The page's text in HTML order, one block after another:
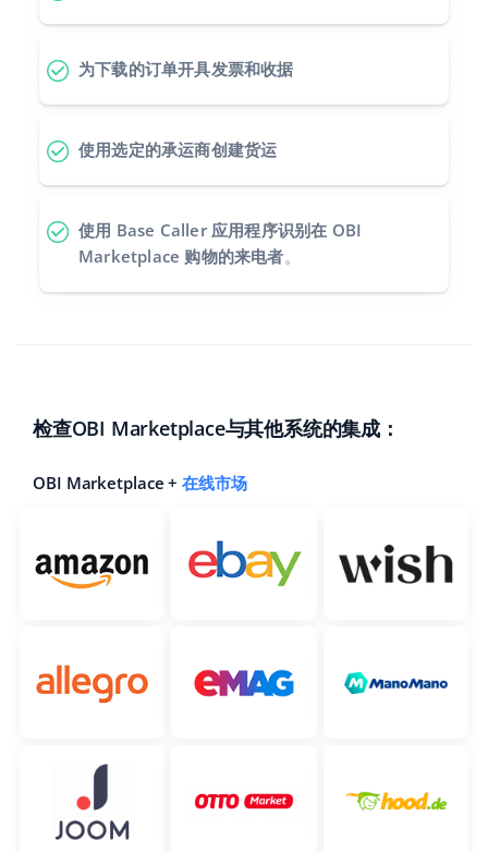
为下载的订单开具发票和收据
使用选定的承运商创建货运
使用 Base Caller 应用程序识别在 OBI
Marketplace 购物的来电者。
检查OBI Marketplace与其他系统的集成：
OBI Marketplace +在线市场